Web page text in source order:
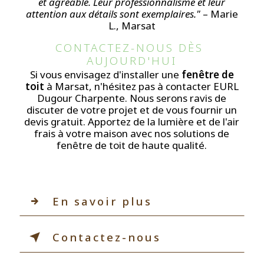
attention aux détails sont exemplaires."– Marie
L., Marsat
CONTACTEZ-NOUS DÈS
AUJOURD'HUI
Si vous envisagez d'installer une fenêtre de
toit à Marsat, n'hésitez pas à contacter EURL
Dugour Charpente. Nous serons ravis de
discuter de votre projet et de vous fournir un
devis gratuit. Apportez de la lumière et de l'air
frais à votre maison avec nos solutions de
fenêtre de toit de haute qualité.
En savoir plus
Contactez-nous